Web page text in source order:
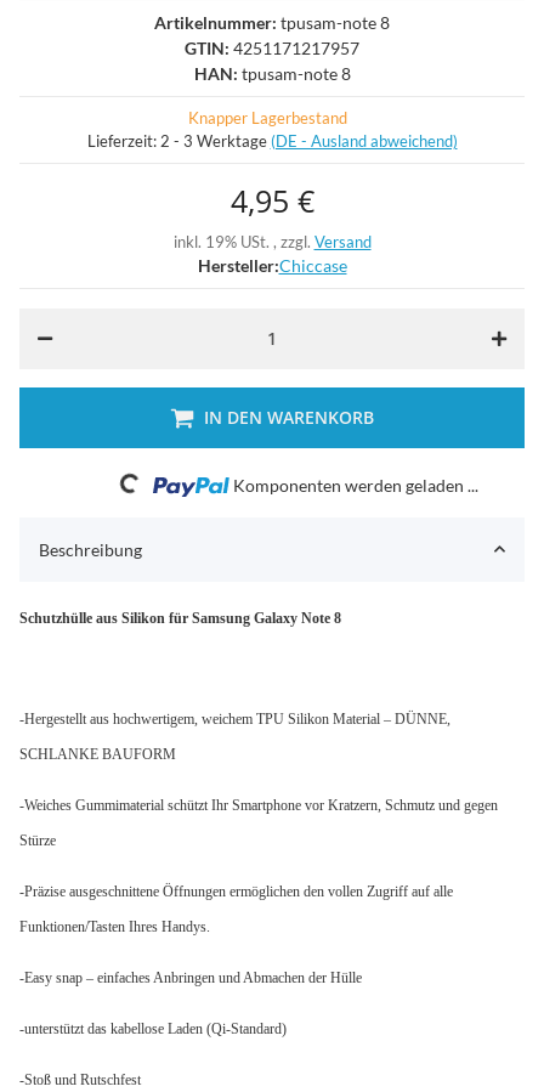
Artikelnummer: tpusam-note 8
GTIN: 4251171217957
HAN: tpusam-note 8
Knapper Lagerbestand
Lieferzeit: 2 - 3 Werktage (DE - Ausland abweichend)
4,95 €
inkl. 19% USt. , zzgl. Versand
Hersteller:Chiccase
IN DEN WARENKORB
Loading... Komponenten werden geladen ...
Beschreibung
Schutzhülle aus Silikon für Samsung Galaxy Note 8
-Hergestellt aus hochwertigem, weichem TPU Silikon Material – DÜNNE,
SCHLANKE BAUFORM
-Weiches Gummimaterial schützt Ihr Smartphone vor Kratzern, Schmutz und gegen
Stürze
-Präzise ausgeschnittene Öffnungen ermöglichen den vollen Zugriff auf alle
Funktionen/Tasten Ihres Handys.
-Easy snap – einfaches Anbringen und Abmachen der Hülle
-unterstützt das kabellose Laden (Qi-Standard)
-Stoß und Rutschfest